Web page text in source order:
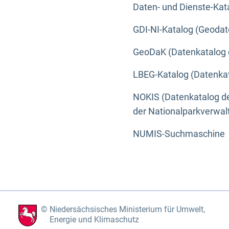
Daten- und Dienste-
GDI-NI-Katalog
GeoDaK
LBEG-Katalog
NOKIS (Datenkatalog
der
NUMIS-Suchmaschine
Niedersächsisches Ministerium für Umwelt,
Energie und Klimaschutz